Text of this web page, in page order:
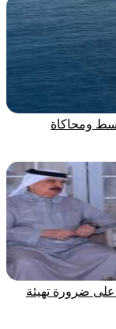
ومحاكاة
ضرورة تهيئة